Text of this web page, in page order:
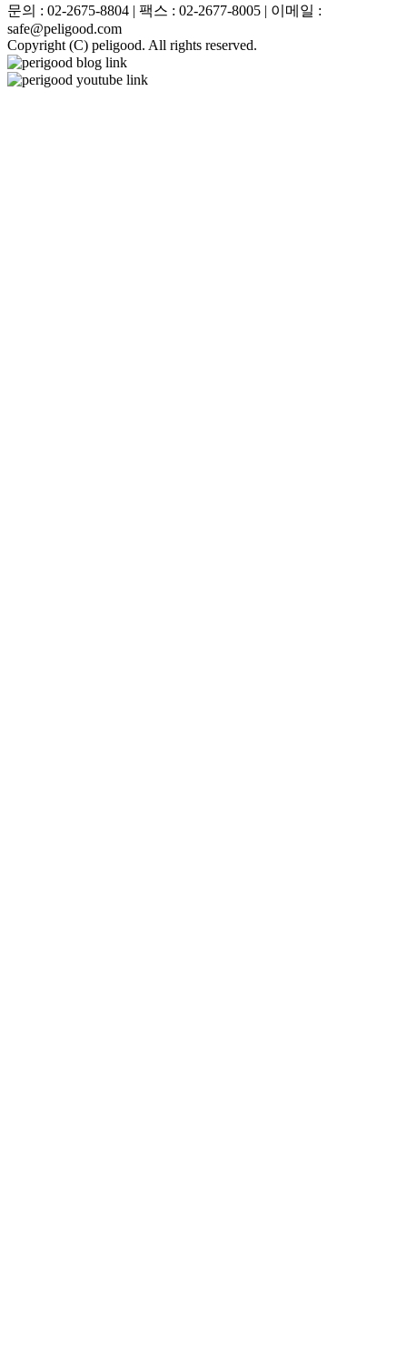
문의 : 02-2675-8804 | 팩스 : 02-2677-8005 | 이메일 :
safe@peligood.com
Copyright (C) peligood. All rights reserved.